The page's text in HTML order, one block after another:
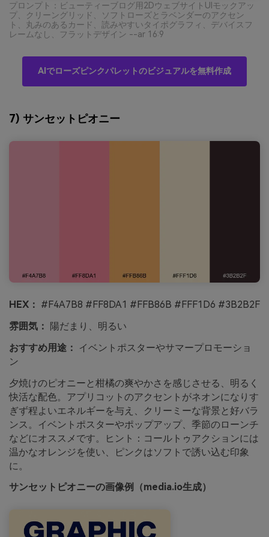
プロンプト：ビューティーブログ用2DウェブサイトUIモックアッ
プ、クリーングリッド、ソフトローズとラベンダーのアクセン
ト、丸みのあるカード、読みやすいタイポグラフィ、デバイスフ
レームなし、フラットデザイン --ar 16:9
AIでローズピンクパレットのビジュアルを無料作成
7) サンセットピオニー
HEX： #F4A7B8 #FF8DA1 #FFB86B #FFF1D6 #3B2B2F
雰囲気： 陽だまり、明るい
おすすめ用途：
イベントポスターやサマープロモーショ
ン
夕焼けのピオニーと柑橘の爽やかさを感じさせる、明るく
快活な配色。アプリコットのアクセントがネオンになりす
ぎず程よいエネルギーを与え、クリーミーな背景と好バラ
ンス。イベントポスターやポップアップ、季節のローンチ
などにオススメです。ヒント：コールトゥアクションには
温かなオレンジを使い、ピンクはソフトで誘い込む印象
に。
サンセットピオニーの画像例（media.io生成）